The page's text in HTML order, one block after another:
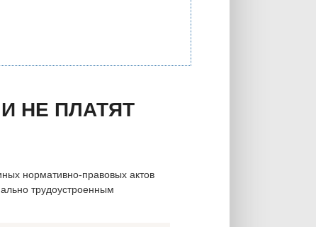
НЕ ПЛАТЯТ
нормативно-правовых актов
трудоустроенным